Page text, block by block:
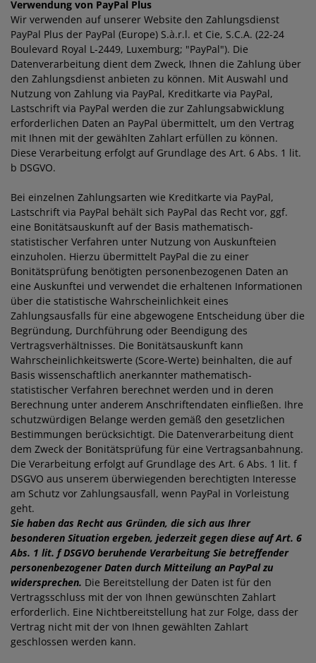
Verwendung von PayPal Plus
Wir verwenden auf unserer Website den Zahlungsdienst
PayPal Plus der PayPal (Europe) S.à.r.l. et Cie, S.C.A. (22-24
Boulevard Royal L-2449, Luxemburg; "PayPal"). Die
Datenverarbeitung dient dem Zweck, Ihnen die Zahlung über
den Zahlungsdienst anbieten zu können. Mit Auswahl und
Nutzung von Zahlung via PayPal, Kreditkarte via PayPal,
Lastschrift via PayPal werden die zur Zahlungsabwicklung
erforderlichen Daten an PayPal übermittelt, um den Vertrag
mit Ihnen mit der gewählten Zahlart erfüllen zu können.
Diese Verarbeitung erfolgt auf Grundlage des Art. 6 Abs. 1 lit.
b DSGVO.
Bei einzelnen Zahlungsarten wie Kreditkarte via PayPal,
Lastschrift via PayPal behält sich PayPal das Recht vor, ggf.
eine Bonitätsauskunft auf der Basis mathematisch-
statistischer Verfahren unter Nutzung von Auskunfteien
einzuholen. Hierzu übermittelt PayPal die zu einer
Bonitätsprüfung benötigten personenbezogenen Daten an
eine Auskunftei und verwendet die erhaltenen Informationen
über die statistische Wahrscheinlichkeit eines
Zahlungsausfalls für eine abgewogene Entscheidung über die
Begründung, Durchführung oder Beendigung des
Vertragsverhältnisses. Die Bonitätsauskunft kann
Wahrscheinlichkeitswerte (Score-Werte) beinhalten, die auf
Basis wissenschaftlich anerkannter mathematisch-
statistischer Verfahren berechnet werden und in deren
Berechnung unter anderem Anschriftendaten einfließen. Ihre
schutzwürdigen Belange werden gemäß den gesetzlichen
Bestimmungen berücksichtigt. Die Datenverarbeitung dient
dem Zweck der Bonitätsprüfung für eine Vertragsanbahnung.
Die Verarbeitung erfolgt auf Grundlage des Art. 6 Abs. 1 lit. f
DSGVO aus unserem überwiegenden berechtigten Interesse
am Schutz vor Zahlungsausfall, wenn PayPal in Vorleistung
geht.
Sie haben das Recht aus Gründen, die sich aus Ihrer
besonderen Situation ergeben, jederzeit gegen diese auf Art. 6
Abs. 1 lit. f DSGVO beruhende Verarbeitung Sie betreffender
personenbezogener Daten durch Mitteilung an PayPal zu
widersprechen. Die Bereitstellung der Daten ist für den
Vertragsschluss mit der von Ihnen gewünschten Zahlart
erforderlich. Eine Nichtbereitstellung hat zur Folge, dass der
Vertrag nicht mit der von Ihnen gewählten Zahlart
geschlossen werden kann.